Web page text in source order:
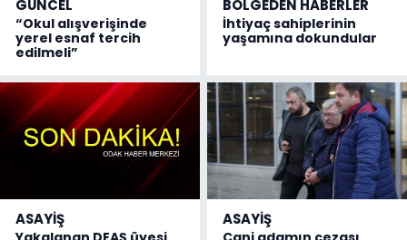
GÜNCEL
“Okul alışverişinde
yerel esnaf tercih
edilmeli”
BÖLGEDEN HABERLER
İhtiyaç sahiplerinin
yaşamına dokundular
ASAYİŞ ASAYİŞ